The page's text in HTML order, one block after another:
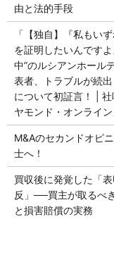
由と法的手段
「【独自】『私もい
を証明したいんですよ
中”のルシアンホール
表者、トラブルが続
について初証言！ |
ヤモンド・オンライン
M&Aのセカンドオピ
士へ！
買収後に発覚した「
反」──買主が取るべ
と損害賠償の実務